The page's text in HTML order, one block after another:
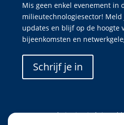
Mis geen enkel evenement in
milieutechnologiesector! Meld
updates en blijf op de hoogte
bijeenkomsten en
Schrijf je in
Deze website is uitsluitend